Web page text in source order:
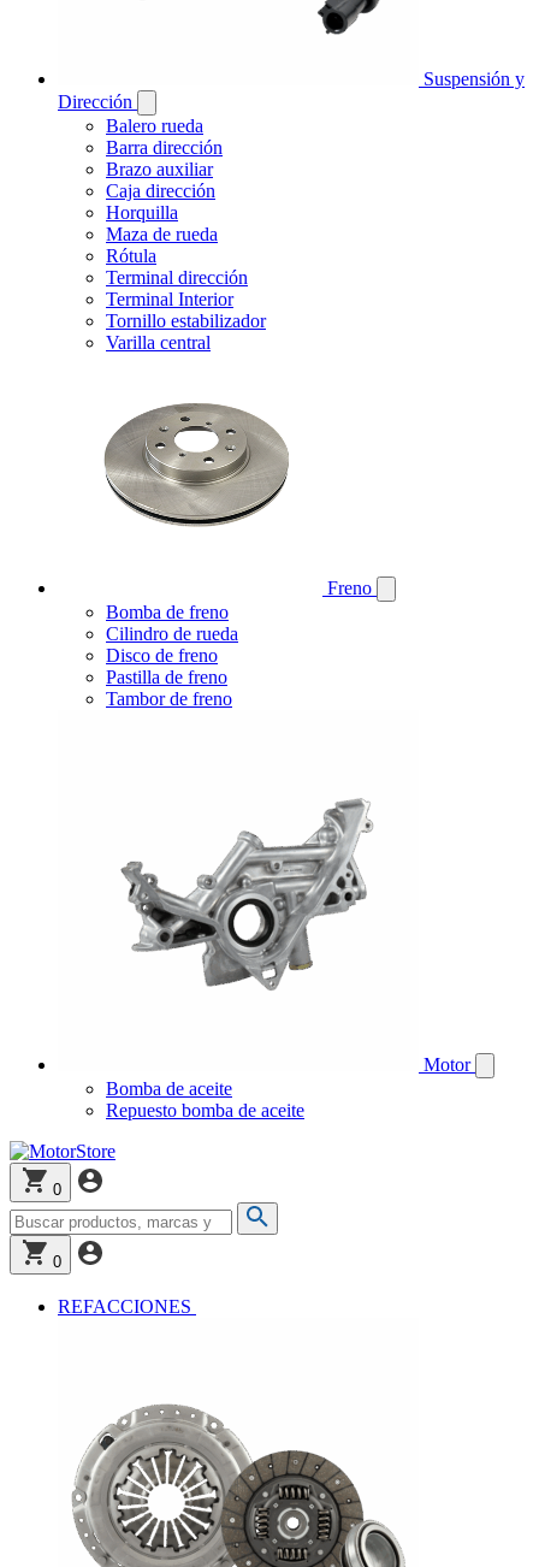
Suspensión y
Dirección
Balero rueda
Barra dirección
Brazo auxiliar
Caja dirección
Horquilla
Maza de rueda
Rótula
Terminal dirección
Terminal Interior
Tornillo estabilizador
Varilla central
Freno
Bomba de freno
Cilindro de rueda
Disco de freno
Pastilla de freno
Tambor de freno
Motor
Bomba de aceite
Repuesto bomba de aceite
0
0
REFACCIONES